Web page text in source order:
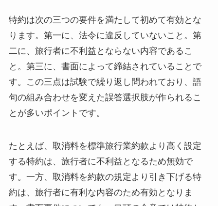
特約は次の三つの要件を満たして初めて有効とな
ります。第一に、法令に違反していないこと。第
二に、旅行者に不利益とならない内容であるこ
と。第三に、書面によって締結されていることで
す。この三点は試験で繰り返し問われており、語
句の組み合わせを変えた誤答選択肢が作られるこ
とが多いポイントです。
たとえば、取消料を標準旅行業約款より高く設定
する特約は、旅行者に不利益となるため無効で
す。一方、取消料を約款の規定より引き下げる特
約は、旅行者に有利な内容のため有効となりま